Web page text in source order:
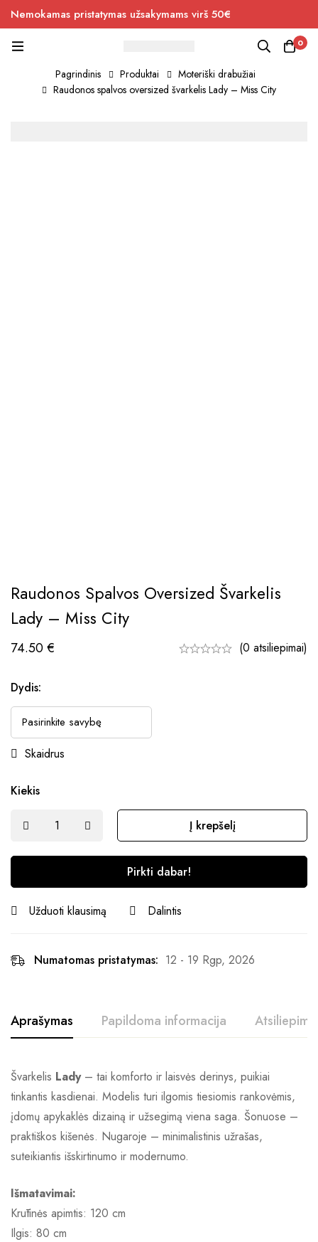
Nemokamas pristatymas užsakymams virš 50€
0
Pagrindinis Produktai
Moteriški drabužiai
Raudonos spalvos oversized švarkelis Lady – Miss City
Raudonos Spalvos Oversized Švarkelis
Lady – Miss City
74.50€ (0 atsiliepimai)
Dydis:
Skaidrus
Kiekis
Į krepšelį
Pirkti dabar!
Užduoti klausimą Dalintis
Numatomas pristatymas: 12 - 19 Rgp, 2026
Aprašymas Papildoma informacija
Švarkelis Lady– tai komforto ir laisvės derinys, puikiai
tinkantis kasdienai. Modelis turi ilgomis tiesiomis rankovėmis,
įdomų apykaklės dizainą ir užsegimą viena saga. Šonuose –
praktiškos kišenės. Nugaroje – minimalistinis užrašas,
suteikiantis išskirtinumo ir modernumo.
Išmatavimai:
Krūtinės apimtis: 120 cm
Ilgis: 80 cm